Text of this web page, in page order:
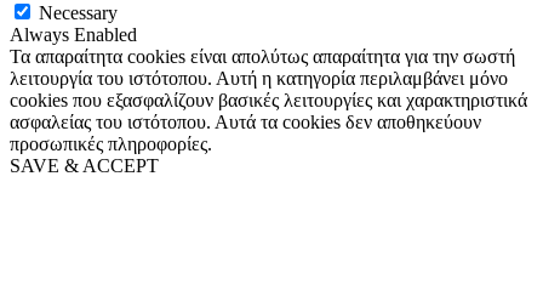
Necessary
Always Enabled
Τα απαραίτητα cookies είναι απολύτως απαραίτητα για την σωστή
λειτουργία του ιστότοπου. Αυτή η κατηγορία περιλαμβάνει μόνο
cookies που εξασφαλίζουν βασικές λειτουργίες και χαρακτηριστικά
ασφαλείας του ιστότοπου. Αυτά τα cookies δεν αποθηκεύουν
προσωπικές πληροφορίες.
SAVE & ACCEPT